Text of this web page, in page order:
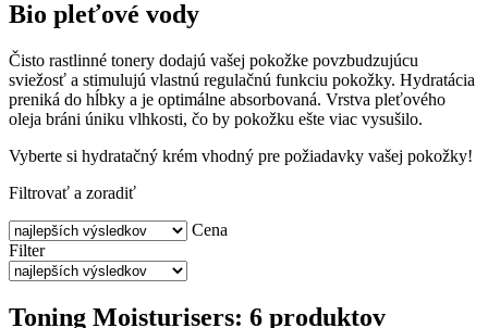
Bio pleťové vody
Čisto rastlinné tonery dodajú vašej pokožke povzbudzujúcu
sviežosť a stimulujú vlastnú regulačnú funkciu pokožky. Hydratácia
preniká do hĺbky a je optimálne absorbovaná. Vrstva pleťového
oleja bráni úniku vlhkosti, čo by pokožku ešte viac vysušilo.
Vyberte si hydratačný krém vhodný pre požiadavky vašej pokožky!
Filtrovať a zoradiť
Cena
Filter
Toning Moisturisers: 6 produktov